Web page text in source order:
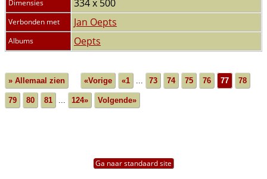
Dimensies 334 x 500
Verbonden met Jan Oepts
Albums Oepts
» Allemaal zien «Vorige «1 73 74 75 76 77 78
79 80 81 124» Volgende»
Ga naar standaard site